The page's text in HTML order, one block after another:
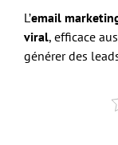
L’email
viral, efficace
générer des